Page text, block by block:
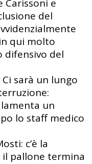
Carissoni e
del
qui molto
difensivo del
Ci sarà un lungo
un
lo staff medico
c’è la
il pallone termina